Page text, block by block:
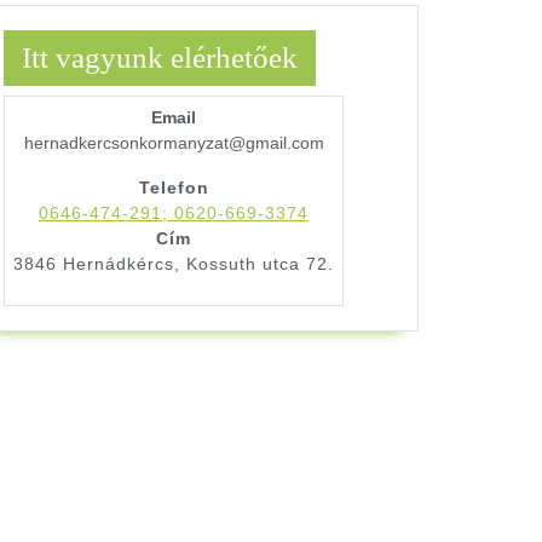
Itt vagyunk elérhetőek
Email
hernadkercsonkormanyzat@gmail.com
Telefon
0646-474-291; 0620-669-3374
Cím
3846 Hernádkércs, Kossuth utca 72.